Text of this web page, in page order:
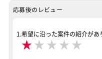
応募後のレビュー
1.希望に沿った案件の紹介があ
★ ★ ★ ★ ★